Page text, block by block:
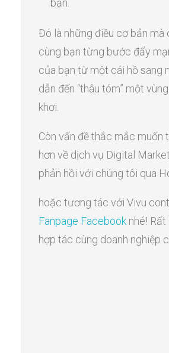
Đó là những điều cơ bản mà
cùng bạn từng bước đẩy
của bạn từ một cái hồ sang
dẫn đến “thâu tóm” một
khơi.
Còn vấn đề thắc mắc muốn
hơn về dịch vụ Digital
phản hồi với chúng tôi qua
hoặc tương tác với Vivu
Fanpage Facebook nhé!
hợp tác cùng doanh nghiệp